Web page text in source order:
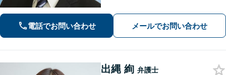
にご相談ください。
電話でお問い合わせ メールでお問い合わせ
出縄 絢 弁護士